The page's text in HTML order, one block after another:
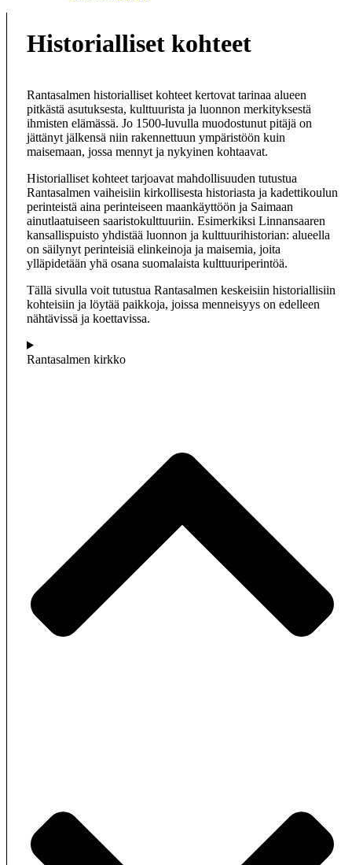
Historialliset kohteet
Rantasalmen historialliset kohteet kertovat tarinaa alueen
pitkästä asutuksesta, kulttuurista ja luonnon merkityksestä
ihmisten elämässä. Jo 1500-luvulla muodostunut pitäjä on
jättänyt jälkensä niin rakennettuun ympäristöön kuin
maisemaan, jossa mennyt ja nykyinen kohtaavat.
Historialliset kohteet tarjoavat mahdollisuuden tutustua
Rantasalmen vaiheisiin kirkollisesta historiasta ja kadettikoulun
perinteistä aina perinteiseen maankäyttöön ja Saimaan
ainutlaatuiseen saaristokulttuuriin. Esimerkiksi Linnansaaren
kansallispuisto yhdistää luonnon ja kulttuurihistorian: alueella
on säilynyt perinteisiä elinkeinoja ja maisemia, joita
ylläpidetään yhä osana suomalaista kulttuuriperintöä.
Tällä sivulla voit tutustua Rantasalmen keskeisiin historiallisiin
kohteisiin ja löytää paikkoja, joissa menneisyys on edelleen
nähtävissä ja koettavissa.
Rantasalmen kirkko